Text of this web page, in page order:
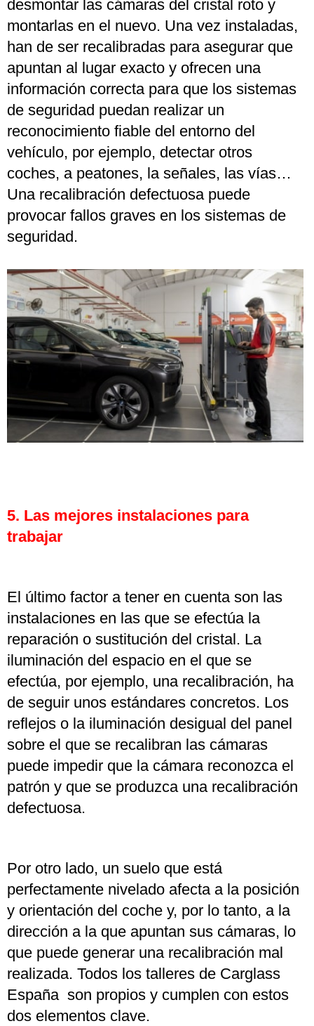
desmontar las cámaras del cristal roto y
montarlas en el nuevo. Una vez instaladas,
han de ser recalibradas para asegurar que
apuntan al lugar exacto y ofrecen una
información correcta para que los sistemas
de seguridad puedan realizar un
reconocimiento fiable del entorno del
vehículo, por ejemplo, detectar otros
coches, a peatones, la señales, las vías…
Una recalibración defectuosa puede
provocar fallos graves en los sistemas de
seguridad.
5. Las mejores instalaciones para
trabajar
El último factor a tener en cuenta son las
instalaciones en las que se efectúa la
reparación o sustitución del cristal. La
iluminación del espacio en el que se
efectúa, por ejemplo, una recalibración, ha
de seguir unos estándares concretos. Los
reflejos o la iluminación desigual del panel
sobre el que se recalibran las cámaras
puede impedir que la cámara reconozca el
patrón y que se produzca una recalibración
defectuosa.
Por otro lado, un suelo que está
perfectamente nivelado afecta a la posición
y orientación del coche y, por lo tanto, a la
dirección a la que apuntan sus cámaras, lo
que puede generar una recalibración mal
realizada. Todos los talleres de Carglass
España son propios y cumplen con estos
dos elementos clave.